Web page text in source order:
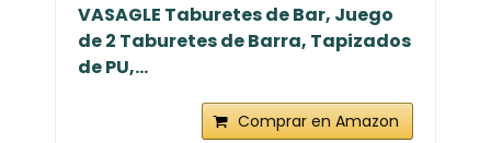
VASAGLE Taburetes de Bar, Juego
de 2 Taburetes de Barra, Tapizados
de PU,...
Comprar en Amazon